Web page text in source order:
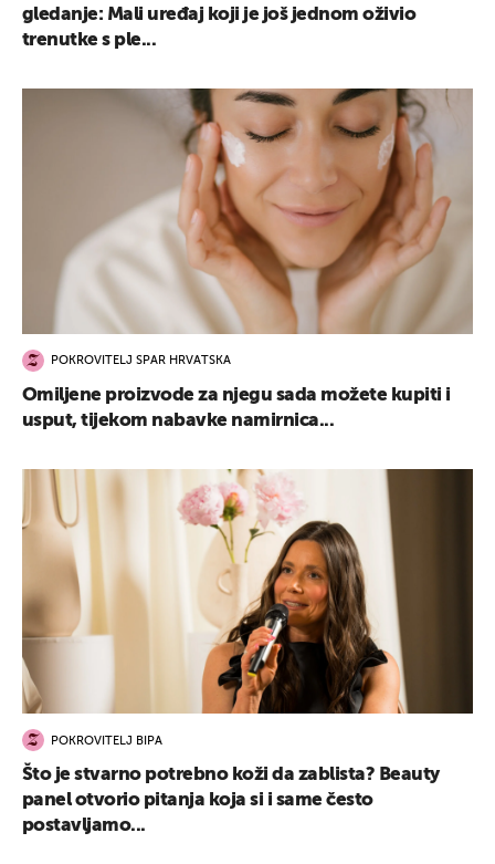
gledanje: Mali uređaj koji je još jednom oživio
trenutke s ple...
POKROVITELJ SPAR HRVATSKA
Omiljene proizvode za njegu sada možete kupiti i
usput, tijekom nabavke namirnica...
POKROVITELJ BIPA
Što je stvarno potrebno koži da zablista? Beauty
panel otvorio pitanja koja si i same često
postavljamo...